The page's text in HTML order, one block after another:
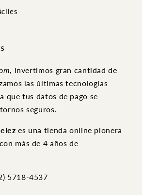
, invertimos gran cantidad de
las últimas tecnologías
que tus datos de pago se
seguros.
es una tienda online pionera
más de 4 años de
‭5718-4537